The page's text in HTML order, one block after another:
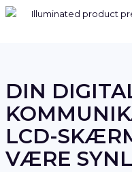
DIN
LCD-
VÆRE